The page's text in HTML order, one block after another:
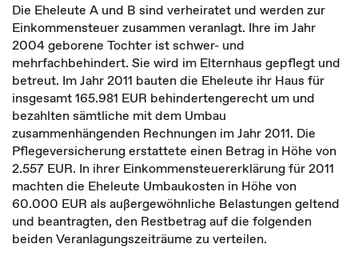
Die Eheleute A und B sind verheiratet und werden zur
Einkommensteuer zusammen veranlagt. Ihre im Jahr
2004 geborene Tochter ist schwer- und
mehrfachbehindert. Sie wird im Elternhaus gepflegt und
betreut. Im Jahr 2011 bauten die Eheleute ihr Haus für
insgesamt 165.981 EUR behindertengerecht um und
bezahlten sämtliche mit dem Umbau
zusammenhängenden Rechnungen im Jahr 2011. Die
Pflegeversicherung erstattete einen Betrag in Höhe von
2.557 EUR. In ihrer Einkommensteuererklärung für 2011
machten die Eheleute Umbaukosten in Höhe von
60.000 EUR als außergewöhnliche Belastungen geltend
und beantragten, den Restbetrag auf die folgenden
beiden Veranlagungszeiträume zu verteilen.